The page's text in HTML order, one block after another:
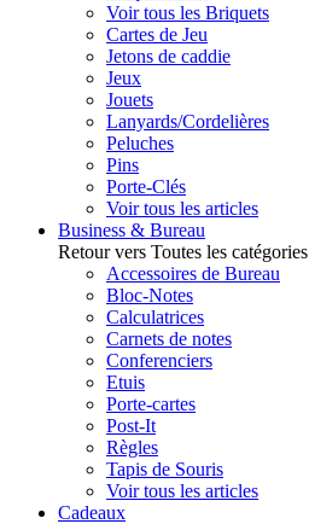
Voir tous les Briquets
Cartes de Jeu
Jetons de caddie
Jeux
Jouets
Lanyards/Cordelières
Peluches
Pins
Porte-Clés
Voir tous les articles
Business & Bureau
Retour vers Toutes les catégories
Accessoires de Bureau
Bloc-Notes
Calculatrices
Carnets de notes
Conferenciers
Etuis
Porte-cartes
Post-It
Règles
Tapis de Souris
Voir tous les articles
Cadeaux